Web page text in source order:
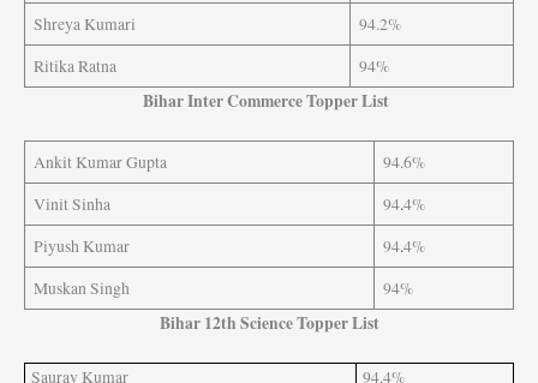
Shreya Kumari
94.2%
Ritika Ratna
94%
Bihar Inter Commerce Topper List
Ankit Kumar Gupta
94.6%
Vinit Sinha
94.4%
Piyush Kumar
94.4%
Muskan Singh
94%
Bihar 12th Science Topper List
Saurav Kumar 94.4%